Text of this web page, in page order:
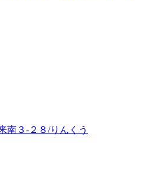
南３‐２８/りんくう